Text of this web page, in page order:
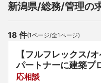
新潟県/総務/管理の
18 件(1ページ/全1ページ)
【フルフレックス/
パートナーに建築プ
理
応相談